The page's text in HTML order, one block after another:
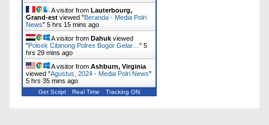
A visitor from Lauterbourg,
Grand-est viewed "Beranda - Media Polri
News" 5 hrs 15 mins ago
A visitor from Dahuk viewed
"Polsek Cibinong Polres Bogor Gelar… " 5
hrs 29 mins ago
A visitor from Ashburn, Virginia
viewed "Agustus, 2024 - Media Polri News"
5 hrs 35 mins ago
Get Script Real Time Tracking ON